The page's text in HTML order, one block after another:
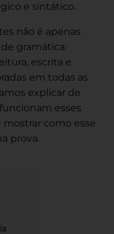
e sintático.
não é apenas
gramática:
escrita e
em todas as
explicar de
esses
mostrar como esse
prova.